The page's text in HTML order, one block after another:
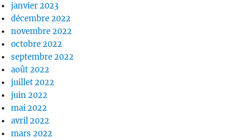
janvier 2023
décembre 2022
novembre 2022
octobre 2022
septembre 2022
août 2022
juillet 2022
juin 2022
mai 2022
avril 2022
mars 2022